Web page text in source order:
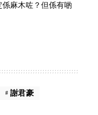
麻木咗？但係有啲
謝君豪